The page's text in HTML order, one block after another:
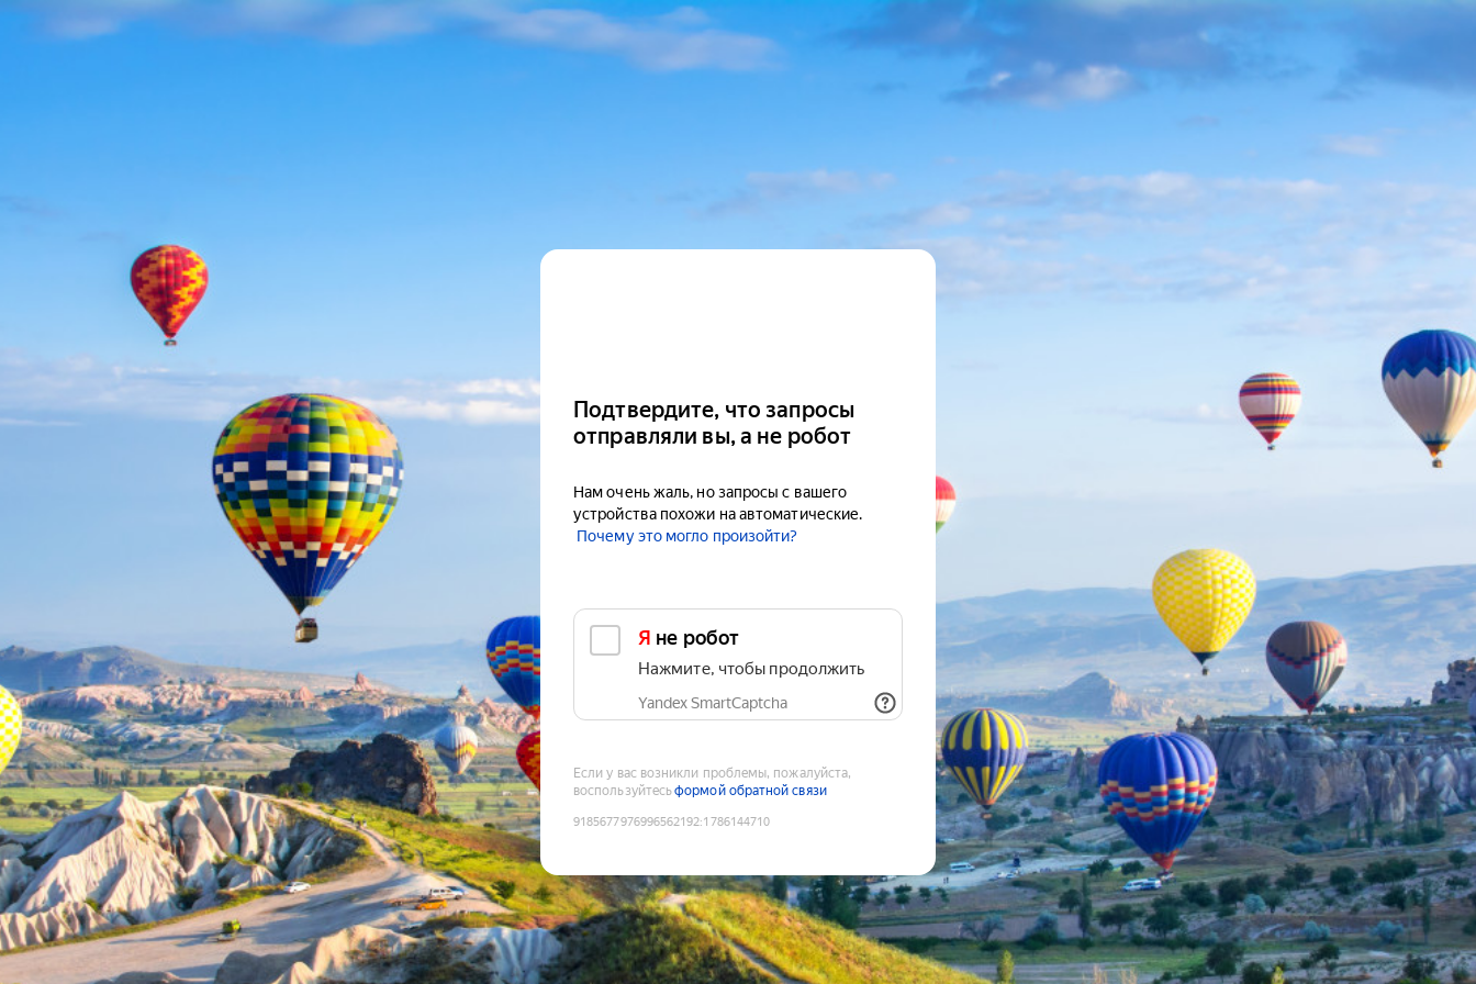
Подтвердите, что запросы
отправляли вы, а не робот
Нам очень жаль, но запросы с вашего
устройства похожи на автоматические.
Почему это могло произойти?
Я не робот
Нажмите, чтобы продолжить
Yandex SmartCaptcha
Если у вас возникли проблемы, пожалуйста,
воспользуйтесьформой обратной связи
9185677976996562192:1786144710